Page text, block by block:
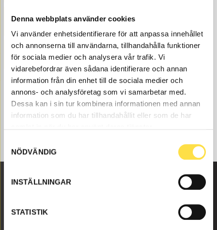
Denna webbplats använder cookies
Vi använder enhetsidentifierare för att anpassa innehållet
och annonserna till användarna, tillhandahålla funktioner
för sociala medier och analysera vår trafik. Vi
vidarebefordrar även sådana identifierare och annan
information från din enhet till de sociala medier och
annons- och analysföretag som vi samarbetar med.
Dessa kan i sin tur kombinera informationen med annan
information som du har tillhandahållit eller som de har
NÖDVÄNDIG
INSTÄLLNINGAR
STATISTIK
FILTER ENGINE
FILTER TRANSMISSION